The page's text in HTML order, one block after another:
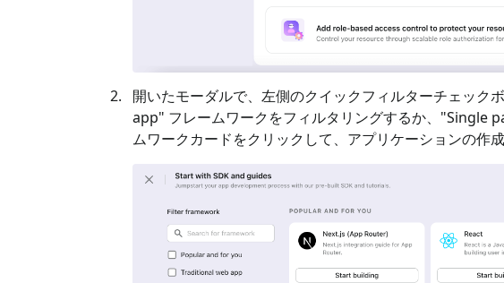
開いたモーダルで、左側のクイックフィルターチェック
app" フレームワークをフィルタリングするか、"Single
ムワークカードをクリックして、アプリケーションの作成